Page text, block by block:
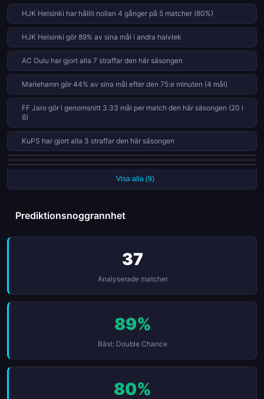
trycket? I denna genomgång får du alla detaljer kring
resultatet, statistikens berättelse samt expertkommentarer
om hur dessa prestationer kan påverka den fortsatta
cupstriden. Missa inte insikterna som hjälper dig att förstå
vilka lag som är starkast just nu när vi går mot
slutspelsspaning.
HJK Helsinki har hållit nollan 4 gånger på 5 matcher (80%)
HJK Helsinki gör 89% av sina mål i andra halvlek
AC Oulu har gjort alla 7 straffar den här säsongen
Mariehamn gör 44% av sina mål efter den 75:e minuten (4 mål)
FF Jaro gör i genomsnitt 3.33 mål per match den här säsongen (20 i
6)
KuPS har gjort alla 3 straffar den här säsongen
FF Jaro har missat 2 av 7 straffar den här säsongen (71% konvertering)
OLS gör 30% av sina mål efter den 75:e minuten (3 mål)
Visa alla (9)
Prediktionsnoggrannhet
37
Analyserade matcher
89%
Bäst: Double Chance
80%